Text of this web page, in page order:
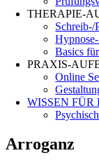
THERAPIE-
Schreib-/
Basics
PRAXIS-
Online
WISSEN
Arroganz